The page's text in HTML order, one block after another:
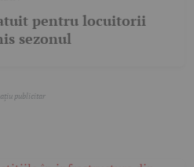
pentru locuitorii
sezonul